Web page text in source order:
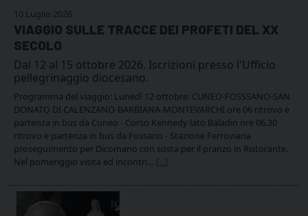
10 Luglio 2026
VIAGGIO SULLE TRACCE DEI PROFETI DEL XX
SECOLO
Dal 12 al 15 ottobre 2026. Iscrizioni presso l'Ufficio
pellegrinaggio diocesano.
Programma del viaggio: Lunedì 12 ottobre: CUNEO-FOSSSANO-SAN
DONATO DI CALENZANO-BARBIANA-MONTEVARCHI ore 06 ritrovo e
partenza in bus da Cuneo - Corso Kennedy lato Baladin ore 06.30
ritrovo e partenza in bus da Fossano - Stazione Ferroviaria
proseguimento per Dicomano con sosta per il pranzo in Ristorante.
Nel pomeriggio visita ed incontri… [...]